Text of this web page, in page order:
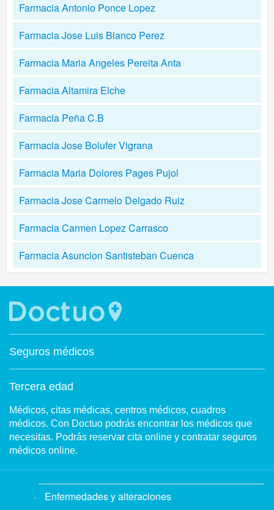
Farmacia Antonio Ponce Lopez
Farmacia Jose Luis Blanco Perez
Farmacia Maria Angeles Pereita Anta
Farmacia Altamira Elche
Farmacia Peña C.B
Farmacia Jose Bolufer Vigrana
Farmacia Maria Dolores Pages Pujol
Farmacia Jose Carmelo Delgado Ruiz
Farmacia Carmen Lopez Carrasco
Farmacia Asuncion Santisteban Cuenca
Seguros médicos
Tercera edad
Médicos, citas médicas, centros médicos, cuadros
médicos. Con Doctuo podrás encontrar los médicos que
necesitas. Podrás reservar cita online y contratar seguros
médicos online.
Enfermedades y alteraciones